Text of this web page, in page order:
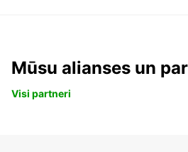
Mūsu alianses un
Visi partneri